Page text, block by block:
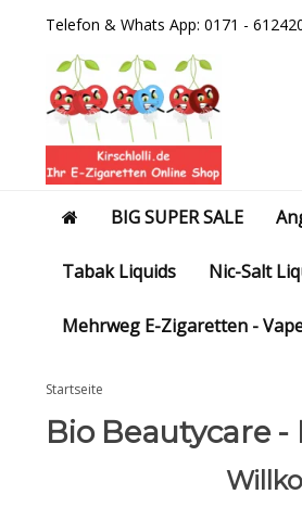
Telefon & Whats App: 0171 -
BIG SUPER SALE
Tabak Liquids Nic-Salt
Mehrweg E-Zigaretten -
Startseite
Bio Beautycare